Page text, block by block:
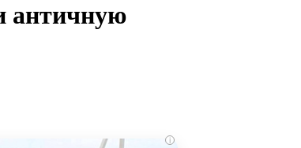
античную
i